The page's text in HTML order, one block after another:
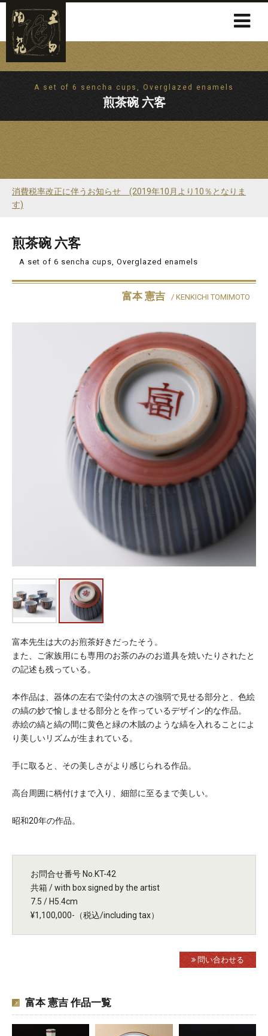
A set of 6 sencha cups, Overglazed enamels
煎茶碗 六客
消費税率改正に伴うお知らせ (2019年10月より10％となりま
す)
煎茶碗 六客
A set of 6 sencha cups, Overglazed enamels
富本 憲吉 / KENKICHI TOMIMOTO
富本先生は大のお煎茶好きだったそう。
また、ご家族用にも専用のお茶のみのお道具を焼いたりされたと
の記述も残っている。
本作品は、器体の左右で染付の太さの強弱で見せる部分と、色絵
の縞の妙で愉しませる部分とを作っているデザイン的な作品。
赤絵の縞と縞の間に黄色と緑の木賊のような縞を入れることによ
り美しいリズムが生まれている。
手に取ると、その美しさがより感じられる作品。
高台周囲に柄付けまで入り、細部に至るまで美しい。
昭和20年の作品。
お問合せ番号 No.KT-42
共箱 / with box signed by the artist
7.5 / H5.4cm
¥1,100,000-（税込/including tax）
問い合わせる
富本 憲吉 作品一覧